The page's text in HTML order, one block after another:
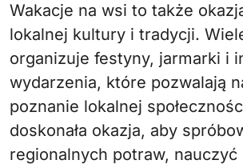
Wakacje na wsi to także
lokalnej kultury i tradycji.
organizuje festyny, jarmarki i
wydarzenia, które pozwalają
poznanie lokalnej
doskonała okazja, aby
regionalnych potraw, nauczyć